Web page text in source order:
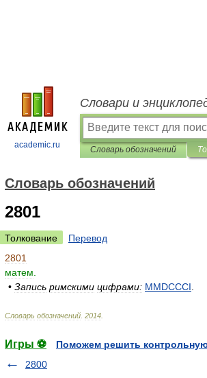
academic.ru
Словари и
Словарь обозначений
Словарь обозначений
2801
Толкование
Перевод
2801
матем
• Запись римскими цифрами: MMDCCCI
Словарь обозначений 2014
Игры ⚽
Поможем решить
2800